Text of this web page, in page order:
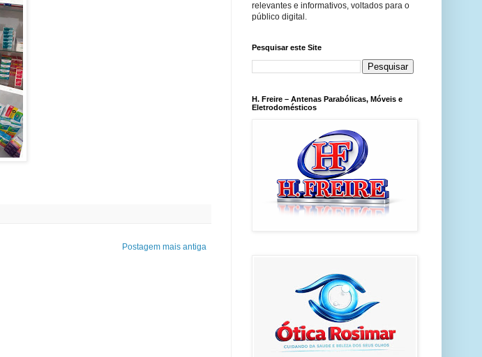
Postagem mais antiga
relevantes e informativos, voltados para o
público digital.
Pesquisar este Site
H. Freire – Antenas Parabólicas, Móveis e
Eletrodomésticos